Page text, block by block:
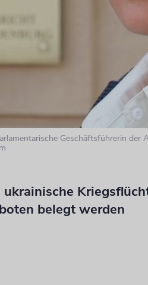
Geschäftsführerin der
belegt werden